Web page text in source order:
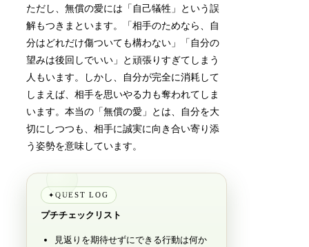
ただし、無償の愛には「自己犠牲」という誤
解もつきまといます。「相手のためなら、自
分はどれだけ傷ついても構わない」「自分の
望みは後回しでいい」と頑張りすぎてしまう
人もいます。しかし、自分が完全に消耗して
しまえば、相手を思いやる力も奪われてしま
います。本当の「無償の愛」とは、自分を大
切にしつつも、相手に誠実に向き合い寄り添
う姿勢を意味しています。
✦QUEST LOG
プチチェックリスト
見返りを期待せずにできる行動は何か